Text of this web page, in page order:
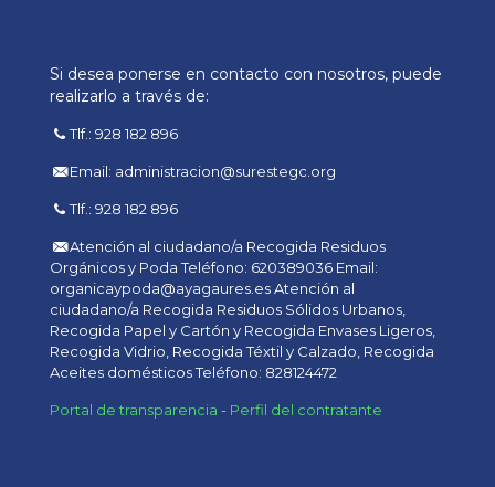
Si desea ponerse en contacto con nosotros, puede
realizarlo a través de:
Tlf.: 928 182 896
Email: administracion@surestegc.org
Tlf.: 928 182 896
Atención al ciudadano/a Recogida Residuos
Orgánicos y Poda Teléfono: 620389036 Email:
organicaypoda@ayagaures.es Atención al
ciudadano/a Recogida Residuos Sólidos Urbanos,
Recogida Papel y Cartón y Recogida Envases Ligeros,
Recogida Vidrio, Recogida Téxtil y Calzado, Recogida
Aceites domésticos Teléfono: 828124472
Portal de transparencia - Perfil del contratante